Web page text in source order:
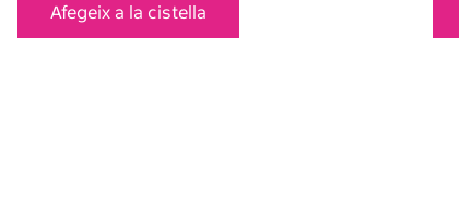
Afegeix a la cistella